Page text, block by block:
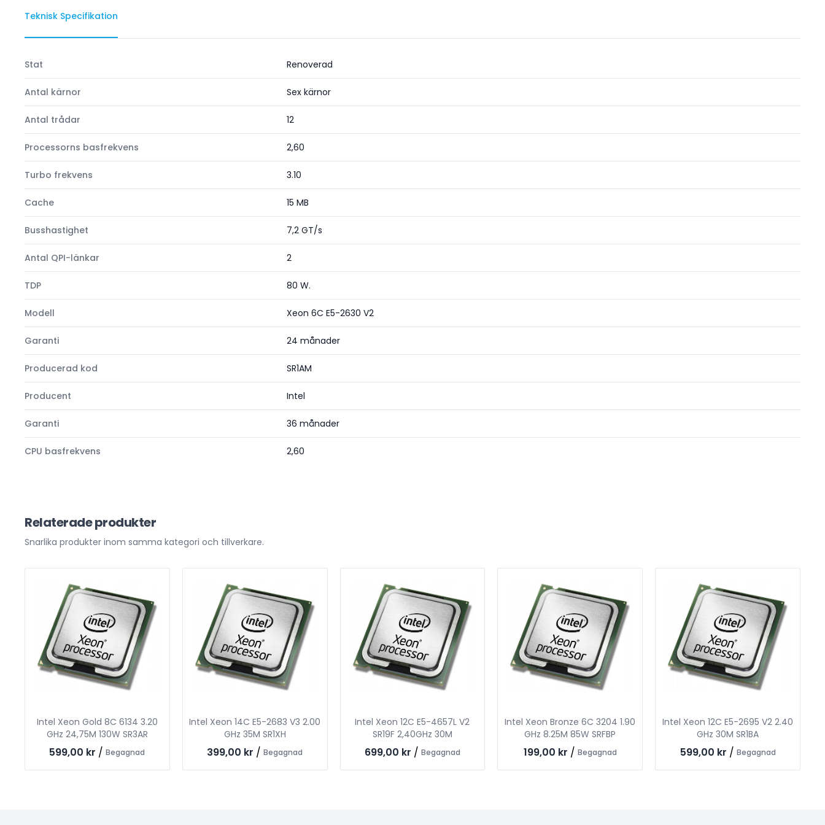
Teknisk Specifikation
Stat Renoverad
Antal kärnor Sex kärnor
Antal trådar 12
Processorns basfrekvens 2,60
Turbo frekvens 3.10
Cache 15 MB
Busshastighet 7,2 GT/s
Antal QPI-länkar 2
TDP 80 W.
Modell Xeon 6C E5-2630 V2
Garanti 24 månader
Producerad kod SR1AM
Producent Intel
Garanti 36 månader
CPU basfrekvens 2,60
Relaterade produkter
Snarlika produkter inom samma kategori och tillverkare.
Intel Xeon Gold 8C 6134 3.20
GHz 24,75M 130W SR3AR
599,00 kr / Begagnad
Intel Xeon 14C E5-2683 V3 2.00
GHz 35M SR1XH
399,00 kr / Begagnad
Intel Xeon 12C E5-4657L V2
SR19F 2,40GHz 30M
699,00 kr / Begagnad
Intel Xeon Bronze 6C 3204 1.90
GHz 8.25M 85W SRFBP
199,00 kr / Begagnad
Intel Xeon 12C E5-2695 V2 2.40
GHz 30M SR1BA
599,00 kr / Begagnad